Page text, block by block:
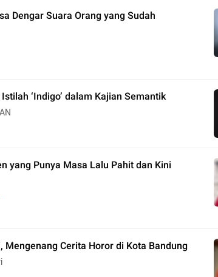
Dengar Suara Orang yang Sudah
‘Indigo’ dalam Kajian Semantik
yang Punya Masa Lalu Pahit dan Kini
Mengenang Cerita Horor di Kota Bandung